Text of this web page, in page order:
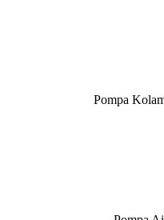
Pompa